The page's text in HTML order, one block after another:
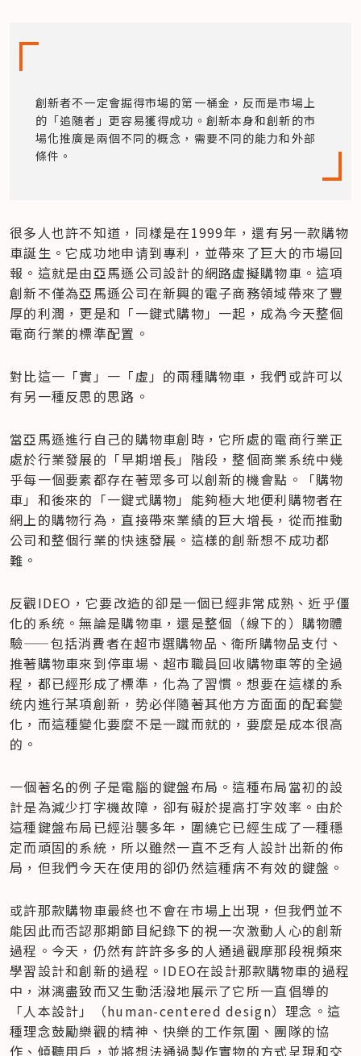
創新者不一定會掘得市場的第一桶金，反而是市場上
的「追随者」更容易獲得成功。創新本身和創新的市
場化推廣是兩個不同的概念，需要不同的能力和外部
條件。
很多人也許不知道，同樣是在1999年，還有另一款購物
車誕生。它成功地申请到專利，並帶來了巨大的市場回
報。這就是由亞馬遜公司設計的網路虛擬購物車。這項
創新不僅為亞馬遜公司在新興的電子商務領域帶來了豐
厚的利潤，更是和「一鍵式購物」一起，成為今天整個
電商行業的標準配置。
對比這一「實」一「虛」的兩種購物車，我們或許可以
有另一種反思的思路。
當亞馬遜進行自己的購物車創時，它所處的電商行業正
處於行業發展的「早期增長」階段，整個商業系统中幾
乎每一個要素都存在著眾多可以創新的機會點。「購物
車」和後來的「一鍵式購物」能夠極大地便利購物者在
網上的購物行為，直接帶來業績的巨大增長，從而推動
公司和整個行業的快速發展。這樣的創新想不成功都
難。
反觀IDEO，它要改造的卻是一個已經非常成熟、近乎僵
化的系统。無論是購物車，還是整個（線下的）購物體
驗——包括消費者在超市選購物品、衛所購物品支付、
推著購物車來到停車場、超市職員回收購物車等的全過
程，都已經形成了標準，化為了習慣。想要在這樣的系
统内進行某項創新，势必伴隨著其他方方面面的配套變
化，而這種變化要麼不是一蹴而就的，要麼是成本很高
的。
一個著名的例子是電腦的鍵盤布局。這種布局當初的設
計是為減少打字機故障，卻有礙於提高打字效率。由於
這種鍵盤布局已經沿襲多年，圍繞它已經生成了一種穩
定而頑固的系統，所以雖然一直不乏有人設計出新的佈
局，但我們今天在使用的卻仍然這種病不有效的鍵盤。
或許那款購物車最終也不會在市場上出現，但我們並不
能因此而否認那期節目紀錄下的視一次激動人心的創新
過程。今天，仍然有許許多多的人通過觀摩那段視頻來
學習設計和創新的過程。IDEO在設計那款購物車的過程
中，淋漓盡致而又生動活潑地展示了它所一直倡導的
「人本設計」（human-centered design）理念。這
種理念鼓勵樂觀的精神、快樂的工作氛圍、團隊的協
作、傾聽用戶，並將想法通過製作實物的方式呈現和交